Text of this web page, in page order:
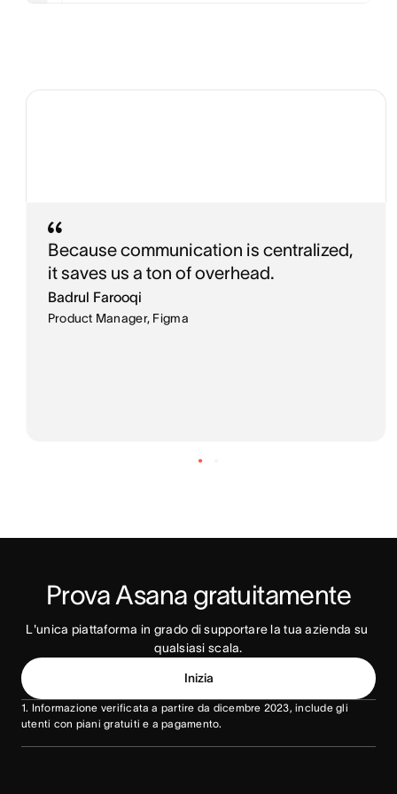
Because communication is centralized,
it saves us a ton of overhead.
Badrul Farooqi
Product Manager, Figma
Prova Asana gratuitamente
L'unica piattaforma in grado di supportare la tua azienda su
qualsiasi scala.
Inizia
1. Informazione verificata a partire da dicembre 2023, include gli
utenti con piani gratuiti e a pagamento.